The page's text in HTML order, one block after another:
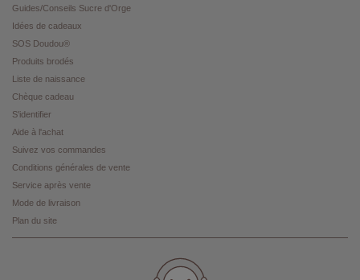
Guides/Conseils Sucre d'Orge
Idées de cadeaux
SOS Doudou®
Produits brodés
Liste de naissance
Chèque cadeau
S'identifier
Aide à l'achat
Suivez vos commandes
Conditions générales de vente
Service après vente
Mode de livraison
Plan du site